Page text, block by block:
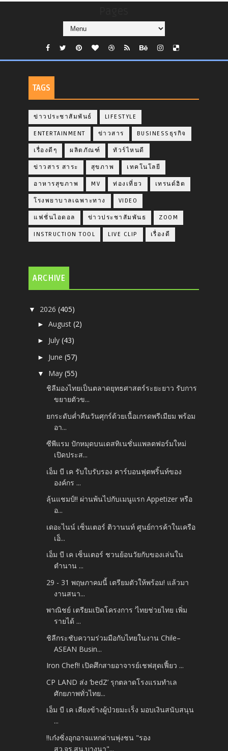
TAGS
ข่าวประชาสัมพันธ์ LIFESTYLE
ENTERTAINMENT ข่าวสาร BUSINESSธุรกิจ
เรื่องดีๆ ผลิตภัณฑ์ ทัวร์ไหนดี
ข่าวสาร สาระ สุขภาพ เทคโนโลยี
อาหารสุขภาพ MV ท่องเที่ยว เทรนด์ฮิต
โรงพยาบาลเฉพาะทาง VIDEO
แฟชั่นไอดอล ข่าวประชาสัมพันธ ZOOM
INSTRUCTION TOOL LIVE CLIP เรื่องดี
ARCHIVE
▼ 2026(405)
►August(2)
► July(43)
► June(57)
▼ May(55)
ชิลีมองไทยเป็นตลาดยุทธศาสตร์ระยะยาว รับการ
ขยายตัวข...
ยกระดับค่ำคืนวันศุกร์ด้วยเนื้อเกรดพรีเมียม พร้อม
อา...
ซีพีแรม ปักหมุดบนเดสทิเนชั่นแพลตฟอร์มใหม่
เปิดประส...
เอ็ม บี เค รับใบรับรอง คาร์บอนฟุตพริ้นท์ของ
องค์กร ...
ลุ้นแชมป์!! ผ่านพ้นไปกับเมนูแรก Appetizer หรือ
อ...
เดอะไนน์ เซ็นเตอร์ ติวานนท์ ศูนย์การค้าในเครือ
เอ็...
เอ็ม บี เค เซ็นเตอร์ ชวนย้อนวัยกับของเล่นใน
ตำนาน ...
29 - 31 พฤษภาคมนี้ เตรียมตัวให้พร้อม! แล้วมา
งานสนา...
พาณิชย์ เตรียมเปิดโครงการ ‘ไทยช่วยไทย เพิ่ม
รายได้ ...
ชิลีกระชับความร่วมมือกับไทยในงาน Chile–
ASEAN Busin...
Iron Chef!! เปิดศึกสายอาจารย์เชฟสุดเฟี้ยว ...
CP LAND ส่ง ‘bedZ’ รุกตลาดโรงแรมทำเล
ศักยภาพทั่วไทย...
เอ็ม บี เค เคียงข้างผู้ป่วยมะเร็ง มอบเงินสนับสนุน
...
‼️เก๋งซิ่งอุกอาจแหกด่านพุ่งชน "รอง
สว.จร.สน.บางนา"...